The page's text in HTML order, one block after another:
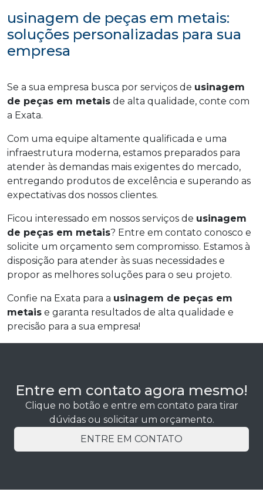
usinagem de peças em metais:
soluções personalizadas para sua
empresa
Se a sua empresa busca por serviços de usinagem
de peças em metais de alta qualidade, conte com
a Exata.
Com uma equipe altamente qualificada e uma
infraestrutura moderna, estamos preparados para
atender às demandas mais exigentes do mercado,
entregando produtos de excelência e superando as
expectativas dos nossos clientes.
Ficou interessado em nossos serviços de usinagem
de peças em metais? Entre em contato conosco e
solicite um orçamento sem compromisso. Estamos à
disposição para atender às suas necessidades e
propor as melhores soluções para o seu projeto.
Confie na Exata para a usinagem de peças em
metais e garanta resultados de alta qualidade e
precisão para a sua empresa!
Entre em contato agora mesmo!
Clique no botão e entre em contato para tirar
dúvidas ou solicitar um orçamento.
ENTRE EM CONTATO